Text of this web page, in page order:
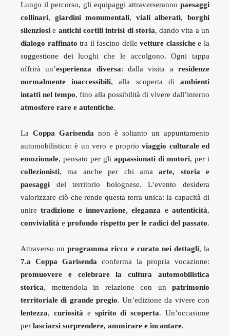
Lungo il percorso, gli equipaggi attraverseranno paesaggi
collinari, giardini monumentali, viali alberati,borghi
silenziosi e antichi cortili intrisi di storia, dando vita a un
dialogo raffinato tra il fascino dellevetture classichee la
suggestione dei luoghi che le accolgono. Ogni tappa
offrirà un’esperienza diversa: dalla visita aresidenze
normalmente inaccessibili, alla scoperta diambienti
intatti nel tempo, fino alla possibilità di vivere dall’interno
atmosfere rare e autentiche.
La Coppa Garisenda non è soltanto un appuntamento
automobilistico: è un vero e proprioviaggio culturale ed
emozionale, pensato per gli appassionati di motori, per i
collezionisti, ma anche per chi amaarte, storia e
paesaggi del territorio bolognese. L’evento desidera
valorizzare ciò che rende questa terra unica: la capacità di
uniretradizione e innovazione,eleganza e autenticità,
convivialità e profondo rispetto per le radici del passato.
Attraverso unprogramma ricco e curato nei dettagli, la
7.a Coppa Garisenda conferma la propria vocazione:
promuovere e celebrare la cultura automobilistica
storica, mettendola in relazione con un patrimonio
territoriale di grande pregio. Un’edizione da vivere con
lentezza, curiosità e spirito di scoperta. Un’occasione
per lasciarsi sorprendere, ammirare e incantare.